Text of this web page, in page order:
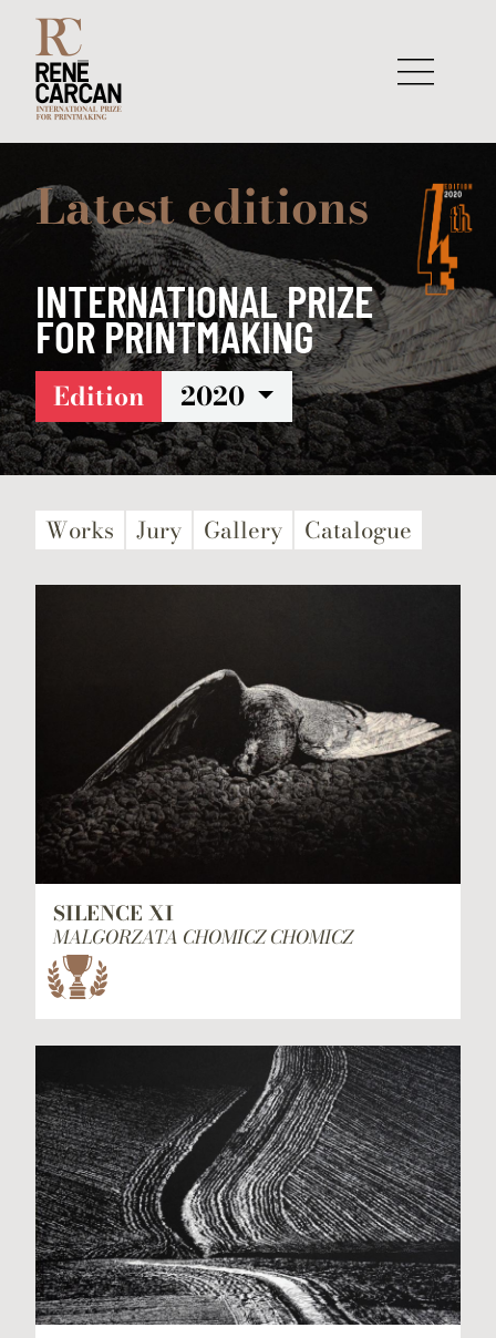
Latest editions
INTERNATIONAL PRIZE
FOR PRINTMAKING
– EDITION 2020
Edition 2020
Works Jury Gallery Catalogue
SILENCE XI
MALGORZATA CHOMICZ CHOMICZ